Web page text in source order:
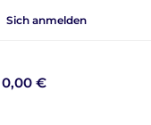
Sich anmelden
0,00 €